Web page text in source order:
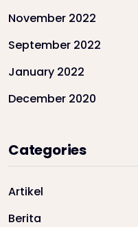
November 2022
September 2022
January 2022
December 2020
Categories
Artikel
Berita